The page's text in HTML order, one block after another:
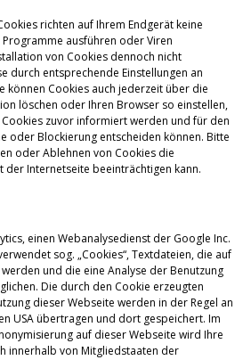
richten auf Ihrem Endgerät keine
Programme ausführen oder Viren
von Cookies dennoch nicht
durch entsprechende Einstellungen an
können Cookies auch jederzeit über die
löschen oder Ihren Browser so einstellen,
Cookies zuvor informiert werden und für den
oder Blockierung entscheiden können. Bitte
oder Ablehnen von Cookies die
der Internetseite beeinträchtigen kann.
einen Webanalysedienst der Google Inc.
sog. „Cookies“, Textdateien, die auf
und die eine Analyse der Benutzung
Die durch den Cookie erzeugten
dieser Webseite werden in der Regel an
USA übertragen und dort gespeichert. Im
auf dieser Webseite wird Ihre
innerhalb von Mitgliedstaaten der